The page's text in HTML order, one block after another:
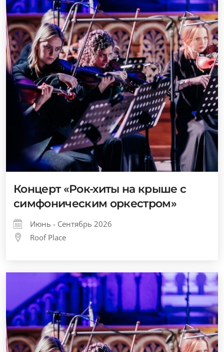
Концерт «Рок-хиты на крыше с
симфоническим оркестром»
Июнь - Сентябрь 2026
Roof Place